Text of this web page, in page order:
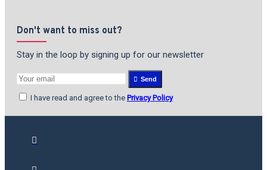
Don't want to miss out?
Stay in the loop by signing up for our newsletter
Send
I have read and agree to the Privacy Policy